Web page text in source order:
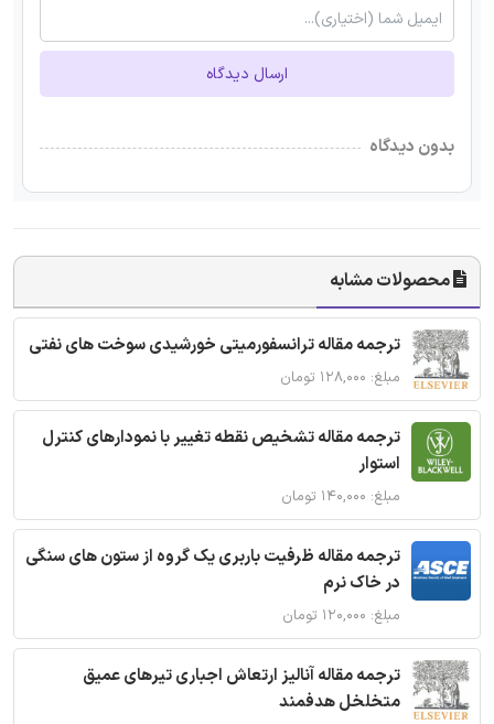
ارسال دیدگاه
بدون دیدگاه
محصولات مشابه
ترجمه مقاله ترانسفورمیتی خورشیدی سوخت های نفتی
مبلغ: ۱۲۸,۰۰۰ تومان
ترجمه مقاله تشخیص نقطه تغییر با نمودارهای کنترل
استوار
مبلغ: ۱۴۰,۰۰۰ تومان
ترجمه مقاله ظرفیت باربری یک گروه از ستون های سنگی
در خاک نرم
مبلغ: ۱۲۰,۰۰۰ تومان
ترجمه مقاله آنالیز ارتعاش اجباری تیرهای عمیق
متخلخل هدفمند